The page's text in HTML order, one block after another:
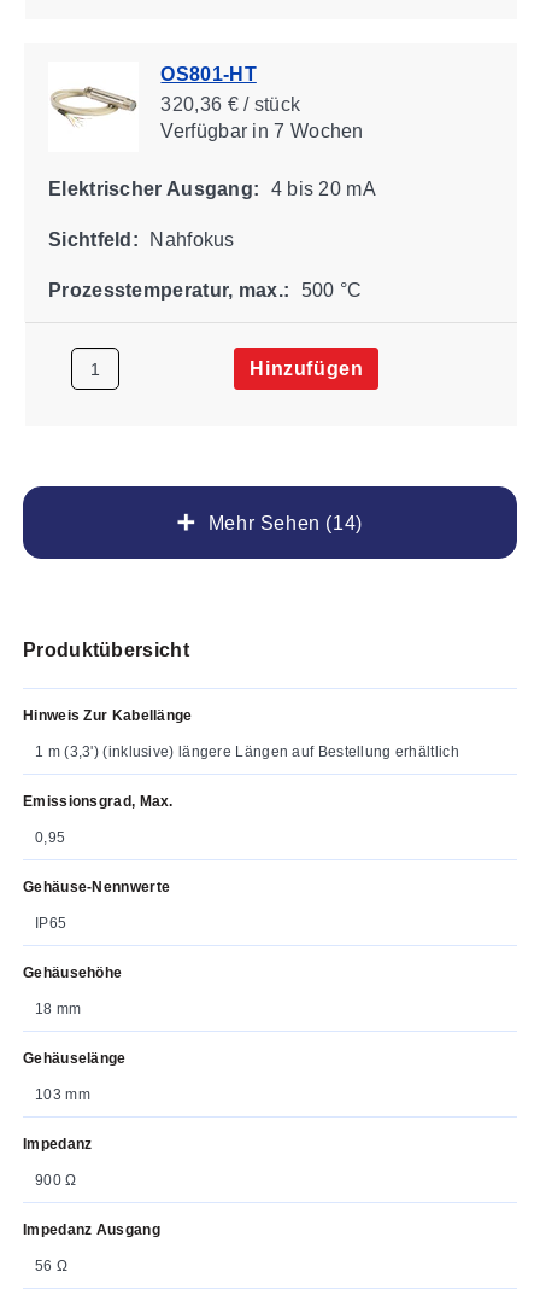
Mehr Sehen (14)
OS801-HT
320,36 € / stück
Verfügbarin 7 Wochen
Elektrischer Ausgang: 4 bis 20 mA
Sichtfeld: Nahfokus
Prozesstemperatur, max.: 500 °C
Hinzufügen
Produktübersicht
Hinweis Zur Kabellänge
1 m (3,3') (inklusive) längere Längen auf Bestellung erhältlich
Emissionsgrad, Max.
0,95
Gehäuse-Nennwerte
IP65
Gehäusehöhe
18 mm
Gehäuselänge
103 mm
Impedanz
900 Ω
Impedanz Ausgang
56 Ω